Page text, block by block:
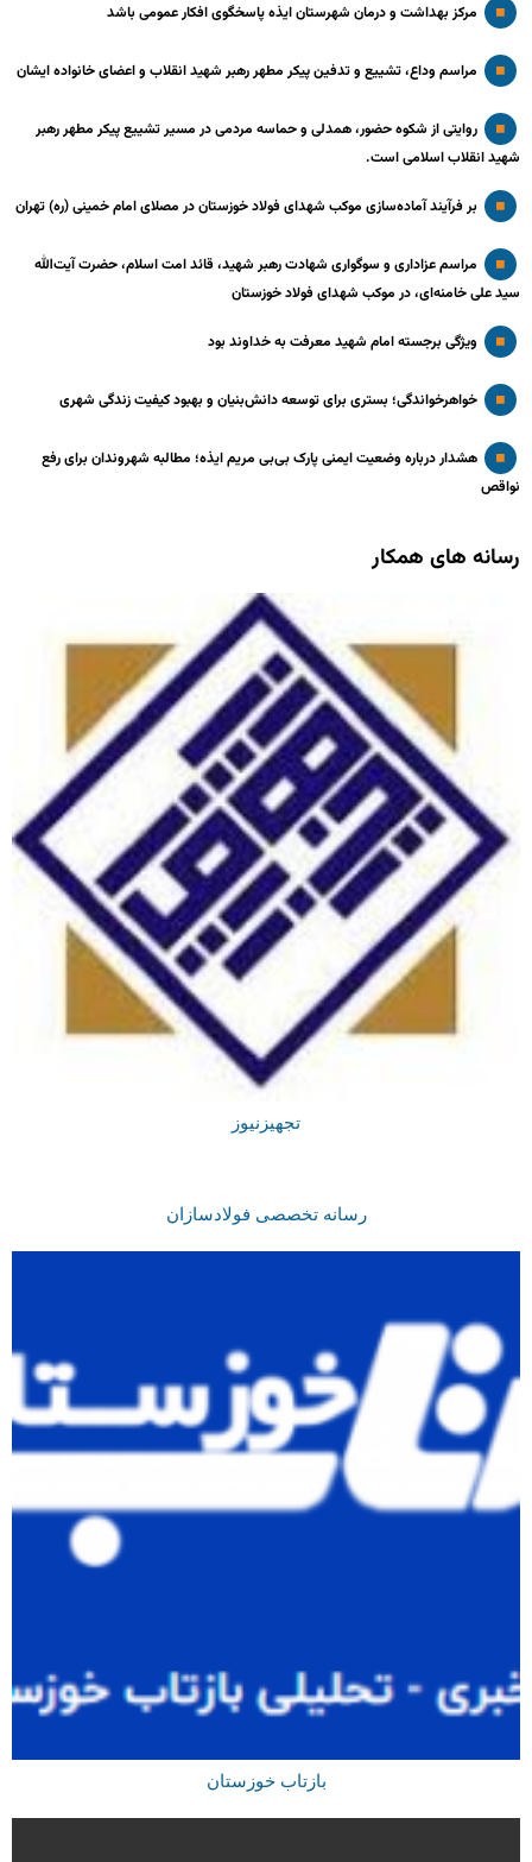
مرکز بهداشت و درمان شهرستان ایذه پاسخگوی افکار عمومی باشد
مراسم وداع، تشییع و تدفین پیکر مطهر رهبر شهید انقلاب و اعضای خانواده ایشان
روایتی از شکوه حضور، همدلی و حماسه مردمی در مسیر تشییع پیکر مطهر رهبر
شهید انقلاب اسلامی است.
بر فرآیند آماده‌سازی موکب شهدای فولاد خوزستان در مصلای امام خمینی (ره) تهران
مراسم عزاداری و سوگواری شهادت رهبر شهید، قائد امت اسلام، حضرت آیت‌الله
سید علی خامنه‌ای، در موکب شهدای فولاد خوزستان
ویژگی برجسته امام شهید معرفت به خداوند بود
خواهرخواندگی؛ بستری برای توسعه دانش‌بنیان و بهبود کیفیت زندگی شهری
هشدار درباره وضعیت ایمنی پارک بی‌بی مریم ایذه؛ مطالبه شهروندان برای رفع
نواقص
رسانه های همکار
تجهیزنیوز
رسانه تخصصی فولادسازان
بازتاب خوزستان